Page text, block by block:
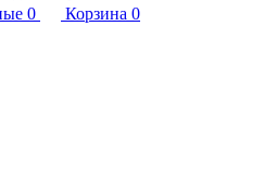
0 Корзина 0